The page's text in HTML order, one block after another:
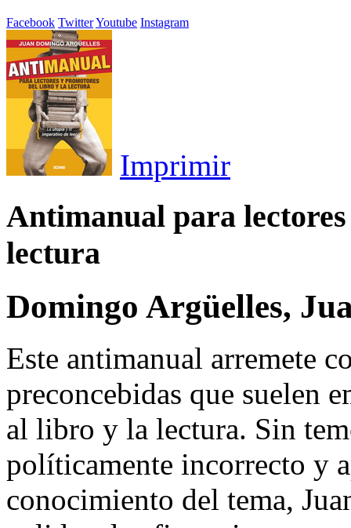
Facebook TwitterYoutube Instagram
Imprimir
Antimanual para
lectura
Domingo Argüelles,
Este antimanual arremete
preconcebidas que suelen
al libro y la lectura. Sin
políticamente incorrecto y
conocimiento del tema,